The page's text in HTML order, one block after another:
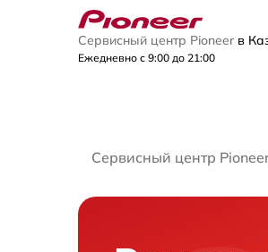
Сервисный центр Pioneer в
Ежедневно с 9:00 до 21:00
Сервисный центр